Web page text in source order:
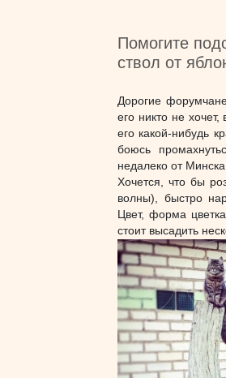
Помогите
ствол от
Дорогие
его никто не
его какой-нибудь
боюсь
недалеко от
Хочется, что бы
волны), быстро
Цвет, форма
стоит высадить